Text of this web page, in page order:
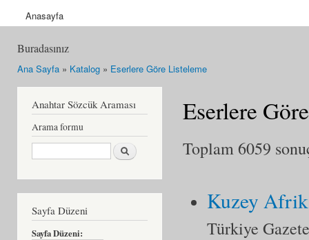
Anasayfa
Buradasınız
Ana Sayfa » Katalog » Eserlere Göre Listeleme
Anahtar Sözcük Araması
Arama formu
Ara
Sayfa Düzeni
Sayfa Düzeni:
Eserlere
Toplam 6059
Kuzey
Türkiye